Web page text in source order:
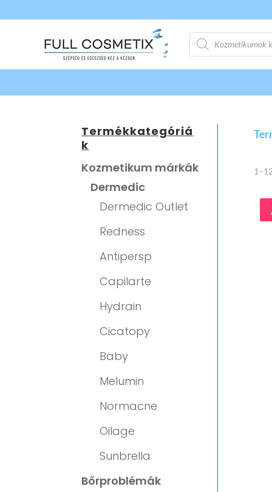
Products
search
Termékkategóriá
k
Kozmetikum márkák
Dermedic
Dermedic Outlet
Redness
Antipersp
Capilarte
Hydrain
Cicatopy
Baby
Melumin
Normacne
Oilage
Sunbrella
Bőrproblémák